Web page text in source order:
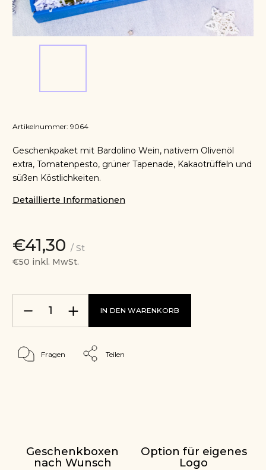
Artikelnummer: 9064
Geschenkpaket mit Bardolino Wein, nativem Olivenöl
extra, Tomatenpesto, grüner Tapenade, Kakaotrüffeln und
süßen Köstlichkeiten.
Detaillierte Informationen
€41,30 / St
€50 inkl. MwSt.
IN DEN WARENKORB
Fragen Teilen
Geschenkboxen
nach Wunsch
Option für eigenes
Logo